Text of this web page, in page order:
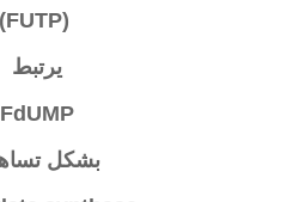
(FUTP)
يرتبط
FdUMP
بشكل